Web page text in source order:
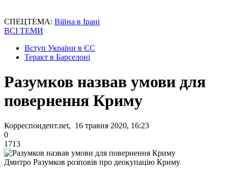
СПЕЦТЕМА: Війна в Ірані
ВСІ ТЕМИ
Вступ України в ЄС
Теракт в Барселоні
Разумков назвав умови для
повернення Криму
Корреспондент.net, 16 травня 2020, 16:23
0
1713
Дмитро Разумков розповів про деокупацію Криму